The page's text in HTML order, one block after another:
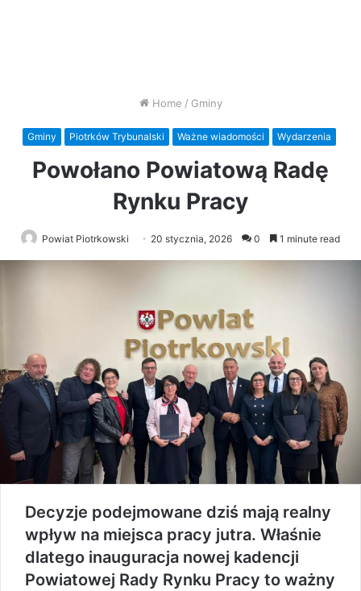
Home / Gminy
Gminy Piotrków Trybunalski Ważne wiadomości Wydarzenia
Powołano Powiatową Radę
Rynku Pracy
Powiat Piotrkowski 20 stycznia, 2026 0 1 minute read
Decyzje podejmowane dziś mają realny
wpływ na miejsca pracy jutra. Właśnie
dlatego inauguracja nowej kadencji
Powiatowej Rady Rynku Pracy to ważny